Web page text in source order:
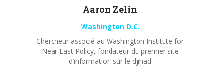
Aaron Zelin
Washington D.C.
Chercheur associé au Washington Institute for
Near East Policy, fondateur du premier site
d’information sur le djihad